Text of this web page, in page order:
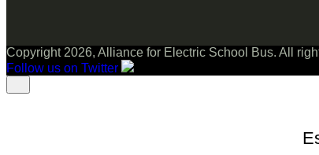
Copyright 2026, Alliance for Electric School Bus. All
Follow us on Twitter